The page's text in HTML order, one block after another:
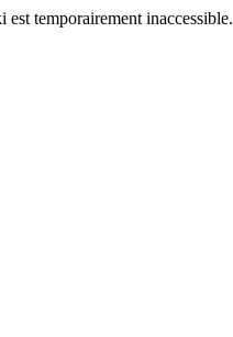
est temporairement inaccessible.